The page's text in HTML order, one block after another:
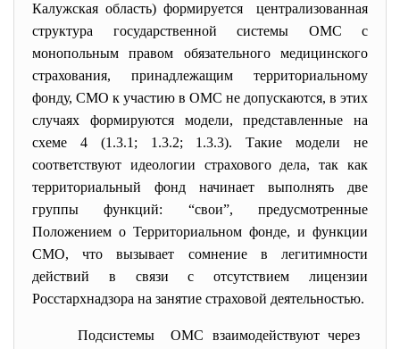
Калужская область) формируется централизованная
структура государственной системы ОМС с
монопольным правом обязательного медицинского
страхования, принадлежащим территориальному
фонду, СМО к участию в ОМС не допускаются, в этих
случаях формируются модели, представленные на
схеме 4 (1.3.1; 1.3.2; 1.3.3). Такие модели не
соответствуют идеологии страхового дела, так как
территориальный фонд начинает выполнять две
группы функций: “свои”, предусмотренные
Положением о Территориальном фонде, и функции
СМО, что вызывает сомнение в легитимности
действий в связи с отсутствием лицензии
Росстархнадзора на занятие страховой деятельностью.
Подсистемы ОМС взаимодействуют через